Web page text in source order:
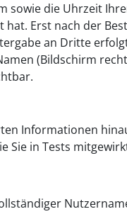
sowie die Uhrzeit
Erst nach der
an Dritte
(Bildschirm
Informationen
Sie in Tests